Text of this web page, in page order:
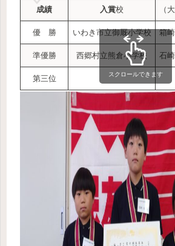
成績 入賞校 （
優 勝 いわき市立御厩小学校 箱
準優勝 西郷村立熊倉小学校 石
第三位 スクロールできます